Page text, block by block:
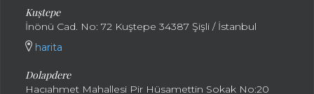
Kuştepe
İnönü Cad. No: 72 Kuştepe 34387 Şişli / İstanbul
harita
Dolapdere
Hacıahmet Mahallesi Pir Hüsamettin Sokak No:20